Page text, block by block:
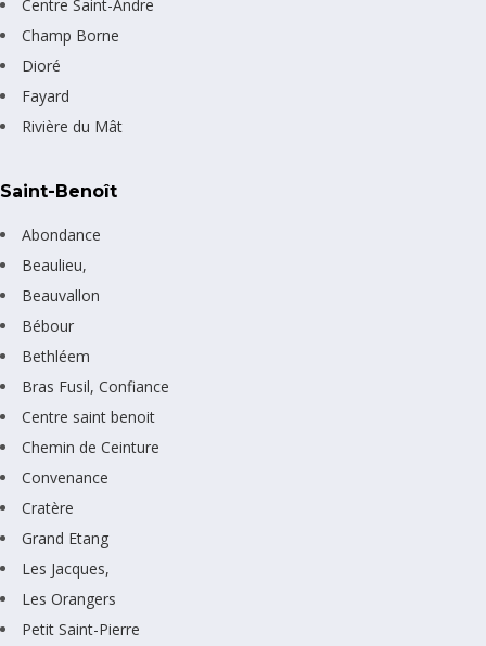
Centre Saint-Andre
Champ Borne
Dioré
Fayard
Rivière du Mât
Saint-Benoît
Abondance
Beaulieu,
Beauvallon
Bébour
Bethléem
Bras Fusil, Confiance
Centre saint benoit
Chemin de Ceinture
Convenance
Cratère
Grand Etang
Les Jacques,
Les Orangers
Petit Saint-Pierre